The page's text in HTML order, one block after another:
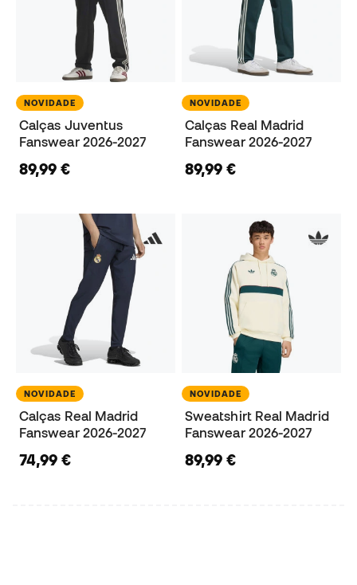
NOVIDADE
Calças Juventus
Fanswear 2026-2027
89,99 €
NOVIDADE
Calças Real Madrid
Fanswear 2026-2027
89,99 €
NOVIDADE
Calças Real Madrid
Fanswear 2026-2027
74,99 €
NOVIDADE
Sweatshirt Real Madrid
Fanswear 2026-2027
89,99 €